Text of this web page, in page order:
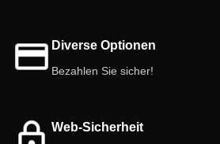
Diverse Optionen
Bezahlen Sie sicher!
Web-Sicherheit